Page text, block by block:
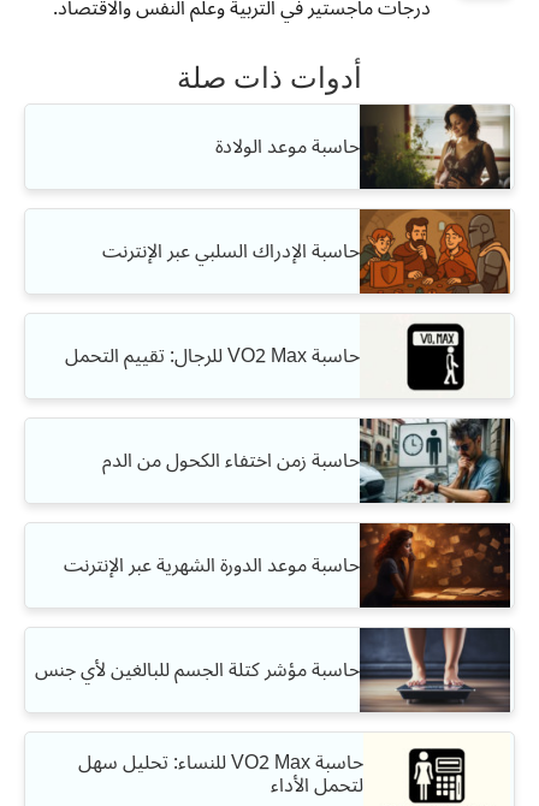
درجات ماجستير في التربية وعلم النفس والاقتصاد.
أدوات ذات صلة
حاسبة موعد الولادة
حاسبة الإدراك السلبي عبر الإنترنت
حاسبة VO2 Max للرجال: تقييم التحمل
حاسبة زمن اختفاء الكحول من الدم
حاسبة موعد الدورة الشهرية عبر الإنترنت
حاسبة مؤشر كتلة الجسم للبالغين لأي جنس
حاسبة VO2 Max للنساء: تحليل سهل
لتحمل الأداء